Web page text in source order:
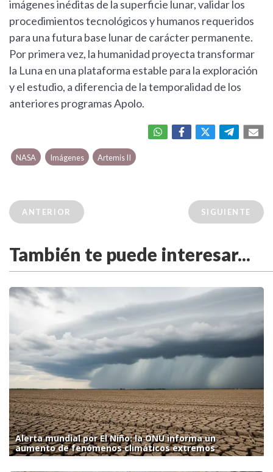
imágenes inéditas de la superficie lunar, validar los
procedimientos tecnológicos y humanos requeridos
para una futura base lunar de carácter permanente.
Por primera vez, la humanidad proyecta transformar
la Luna en una plataforma estable para la exploración
y el estudio, a diferencia de la temporalidad de los
anteriores programas Apolo.
NASA Imágenes Artemis II
ANTERIOR SIGUIENTE
También te puede interesar...
Alerta mundial por El Niño: la ONU informa un
aumento de fenómenos climáticos extremos